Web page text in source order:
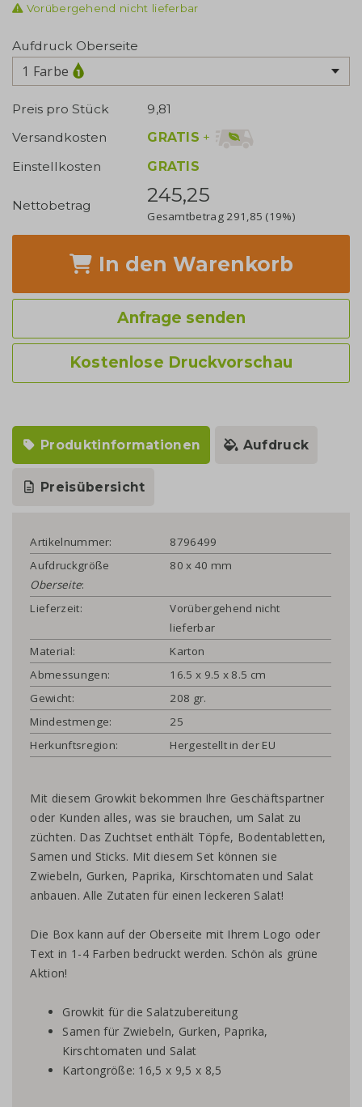
Vorübergehend nicht lieferbar
Aufdruck Oberseite
1 Farbe
Preis pro Stück
9,81
Versandkosten
GRATIS +
Einstellkosten
GRATIS
Nettobetrag 245,25
Gesamtbetrag 291,85 (19%)
In den Warenkorb
Anfrage senden
Kostenlose Druckvorschau
Produktinformationen Aufdruck
Preisübersicht
Artikelnummer:
8796499
Aufdruckgröße
Oberseite:
80 x 40 mm
Lieferzeit:
Vorübergehend nicht
lieferbar
Material:
Karton
Abmessungen:
16.5 x 9.5 x 8.5 cm
Gewicht:
208 gr.
Mindestmenge:
25
Herkunftsregion:
Hergestellt in der EU
Mit diesem Growkit bekommen Ihre Geschäftspartner
oder Kunden alles, was sie brauchen, um Salat zu
züchten. Das Zuchtset enthält Töpfe, Bodentabletten,
Samen und Sticks. Mit diesem Set können sie
Zwiebeln, Gurken, Paprika, Kirschtomaten und Salat
anbauen. Alle Zutaten für einen leckeren Salat!
Die Box kann auf der Oberseite mit Ihrem Logo oder
Text in 1-4 Farben bedruckt werden. Schön als grüne
Aktion!
Growkit für die Salatzubereitung
Samen für Zwiebeln, Gurken, Paprika,
Kirschtomaten und Salat
Kartongröße: 16,5 x 9,5 x 8,5